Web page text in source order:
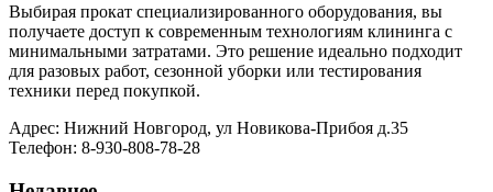
Выбирая прокат специализированного оборудования, вы
получаете доступ к современным технологиям клининга с
минимальными затратами. Это решение идеально подходит
для разовых работ, сезонной уборки или тестирования
техники перед покупкой.
Адрес: Нижний Новгород, ул Новикова-Прибоя д.35
Телефон: 8-930-808-78-28